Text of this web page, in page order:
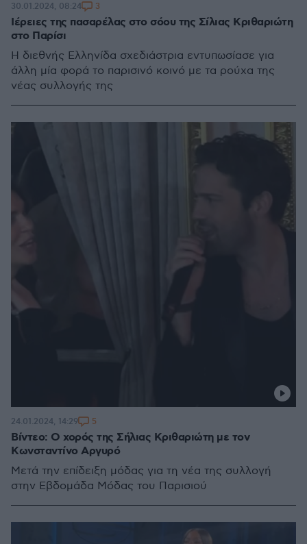
Ιέρειες της πασαρέλας στο σόου της Σίλιας Κριθαριώτη
στο Παρίσι
Η διεθνής Ελληνίδα σχεδιάστρια εντυπωσίασε για
άλλη μία φορά το παρισινό κοινό με τα ρούχα της
νέας συλλογής της
30.01.2024, 08:24 3
Βίντεο: Ο χορός της Σήλιας Κριθαριώτη με τον
Κωνσταντίνο Αργυρό
Μετά την επίδειξη μόδας για τη νέα της συλλογή
στην Εβδομάδα Μόδας του Παρισιού
24.01.2024, 14:29 5